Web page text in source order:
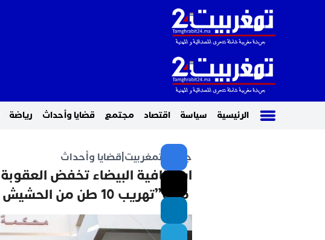
الرئيسية سياسة اقتصاد مجتمع قضايا وأحداث رياضة
جريدة تمغربيت قضايا وأحداث
ملف”تهريب 10 طن من الحشيش وسط الرخام”